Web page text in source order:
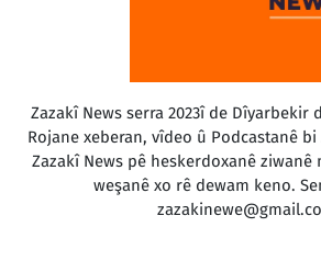
Zazakî News serra 2023î de Dîyarbekir
Rojane xeberan, vîdeo û Podcastanê
Zazakî News pê heskerdoxanê ziwanê
weşanê xo rê dewam keno.